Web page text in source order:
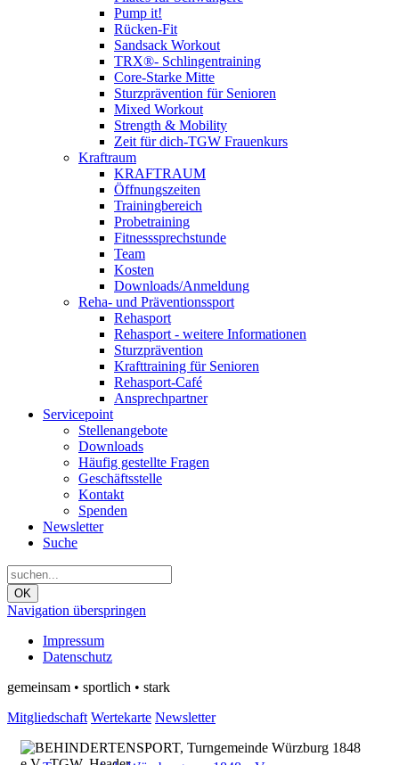
Pump it!
Rücken-Fit
Sandsack Workout
TRX®- Schlingentraining
Core-Starke Mitte
Sturzprävention für Senioren
Mixed Workout
Strength & Mobility
Zeit für dich-TGW Frauenkurs
Kraftraum
KRAFTRAUM
Öffnungszeiten
Trainingbereich
Probetraining
Fitnesssprechstunde
Team
Kosten
Downloads/Anmeldung
Reha- und Präventionssport
Rehasport
Rehasport - weitere Informationen
Sturzprävention
Krafttraining für Senioren
Rehasport-Café
Ansprechpartner
Servicepoint
Stellenangebote
Downloads
Häufig gestellte Fragen
Geschäftsstelle
Kontakt
Spenden
Newsletter
Suche
OK
Navigation überspringen
Impressum
Datenschutz
gemeinsam • sportlich • stark
Mitgliedschaft Wertekarte Newsletter